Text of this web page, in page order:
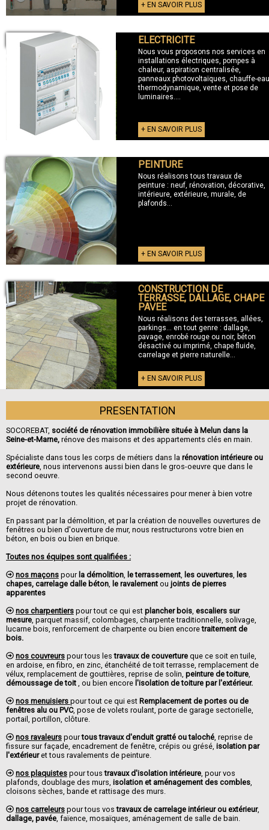
+ EN SAVOIR PLUS
+ ELECTRICITE ELECTRICITE
Nous vous proposons nos services en
installations électriques, pompes à
chaleur, aspiration centralisée,
panneaux photovoltaïques, chauffe-eau
thermodynamique, vente et pose de
luminaires....
+ EN SAVOIR PLUS
+ PEINTURE PEINTURE
Nous réalisons tous travaux de
peinture : neuf, rénovation, décorative,
intérieure, extérieure, murale, de
plafonds...
+ EN SAVOIR PLUS
+ TERRASSE CONSTRUCTION DE
TERRASSE, DALLAGE, CHAPE
PAVEE
Nous réalisons des terrasses, allées,
parkings... en tout genre : dallage,
pavage, enrobé rouge ou noir, béton
désactivé ou imprimé, chape fluide,
carrelage et pierre naturelle...
+ EN SAVOIR PLUS
PRESENTATION
SOCOREBAT, société de rénovation immobilière située à Melun dans la
Seine-et-Marne, rénove des maisons et des appartements clés en main.
Spécialiste dans tous les corps de métiers dans la rénovation intérieure ou
extérieure , nous intervenons aussi bien dans le gros-oeuvre que dans le
second oeuvre.
Nous détenons toutes les qualités nécessaires pour mener à bien votre
projet de rénovation.
En passant par la démolition, et par la création de nouvelles ouvertures de
fenêtres ou bien d'ouverture de mur, nous restructurons votre bien en
béton, en bois ou bien en brique.
Toutes nos équipes sont qualifiées :
nos maçonspour la démolition, le terrassement, les ouvertures, les
chapes, carrelage dalle béton le ravalement ou joints de pierres
apparentes
nos charpentierspour tout ce qui est plancher bois, escaliers sur
mesure , parquet massif, colombages, charpente traditionnelle, solivage,
lucarne bois, renforcement de charpente ou bien encoretraitement de
bois.
nos couvreurspour tous lestravaux de couvertureque ce soit en tuile,
en ardoise, en fibro, en zinc, étanchéité de toit terrasse, remplacement de
vélux, remplacement de gouttières, reprise de solin, peinture de toiture
démoussage de toit , ou bien encore l'isolation de toiture par l'extérieur.
nos menuisiers pour tout ce qui est Remplacement de portes ou de
fenêtres alu ou PVC, pose de volets roulant, porte de garage sectorielle,
portail, portillon, clôture.
nos ravaleurspourtous travaux d'enduit gratté ou taloché, reprise de
fissure sur façade, encadrement de fenêtre, crépis ou grésé, isolation par
l'extérieuret tous ravalements de peinture.
nos plaquistespour toustravaux d'isolation intérieure, pour vos
plafonds, doublage des murs, isolation et aménagement des combles
cloisons sèches, bande et rattisage des murs.
nos carreleurspour tous vostravaux de carrelage intérieur ou extérieur,
dallage, pavée , faïence, mosaïques, aménagement de salle de bain.